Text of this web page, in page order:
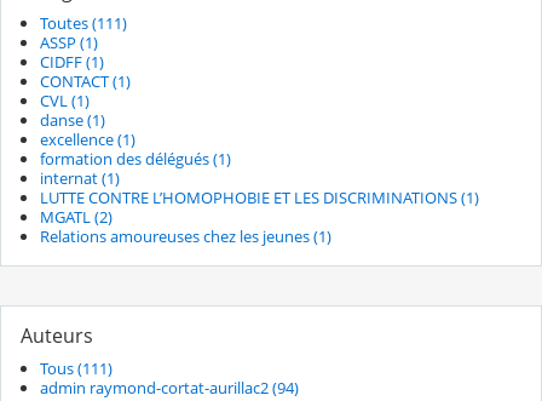
Toutes (111)
ASSP (1)
CIDFF (1)
CONTACT (1)
CVL (1)
danse (1)
excellence (1)
formation des délégués (1)
internat (1)
LUTTE CONTRE L’HOMOPHOBIE ET LES DISCRIMINATIONS (1)
MGATL (2)
Relations amoureuses chez les jeunes (1)
Auteurs
Tous (111)
admin raymond-cortat-aurillac2 (94)